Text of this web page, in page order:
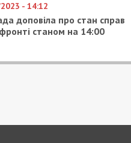
- 14:12
доповіла про стан справ
станом на 14:00